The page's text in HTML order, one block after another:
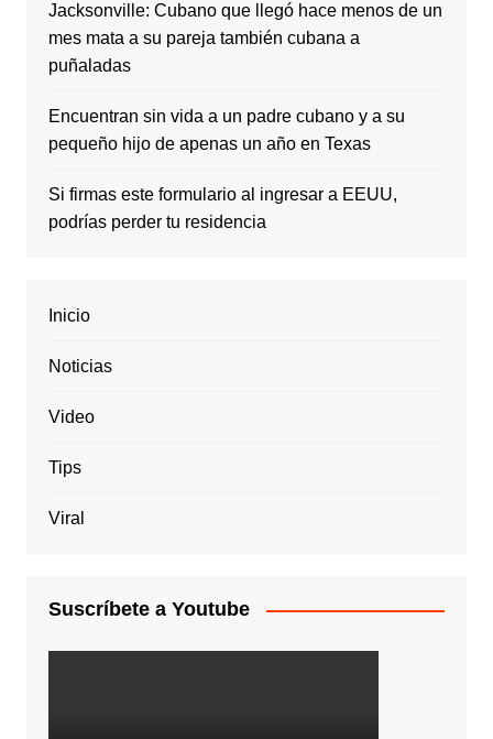
Jacksonville: Cubano que llegó hace menos de un
mes mata a su pareja también cubana a
puñaladas
Encuentran sin vida a un padre cubano y a su
pequeño hijo de apenas un año en Texas
Si firmas este formulario al ingresar a EEUU,
podrías perder tu residencia
Inicio
Noticias
Video
Tips
Viral
Suscríbete a Youtube